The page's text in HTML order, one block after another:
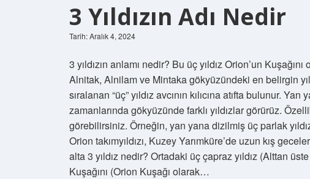
3 Yıldızın Adı Nedir
Tarih: Aralık 4, 2024
3 yıldızın anlamı nedir? Bu üç yıldız Orion’un
Alnitak, Alnilam ve Mintaka gökyüzündeki en belirgin
sıralanan “üç” yıldız avcının kılıcına atıfta bulunur.
zamanlarında gökyüzünde farklı yıldızlar görürüz.
görebilirsiniz. Örneğin, yan yana dizilmiş üç parlak
Orion takımyıldızı, Kuzey Yarımküre’de uzun kış
alta 3 yıldız nedir? Ortadaki üç çapraz yıldız (Alttan
Kuşağını (Orion Kuşağı olarak…